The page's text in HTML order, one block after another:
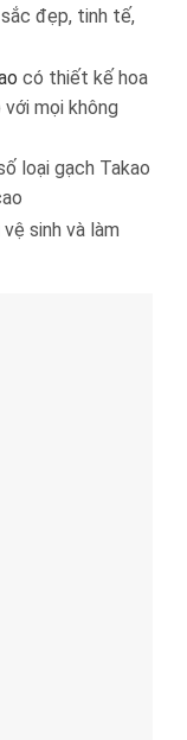
đẹp, tinh tế,
có thiết kế hoa
mọi không
loại gạch Takao
sinh và làm